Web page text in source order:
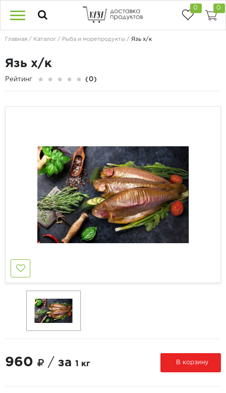
0 0
Главная Каталог Рыба и морепродукты Язь х/к
Язь х/к
Рейтинг (0)
960 / за 1 кг В корзину